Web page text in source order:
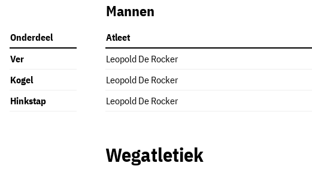
Mannen
Onderdeel Atleet
Ver
Leopold De Rocker
Kogel
Leopold De Rocker
Hinkstap
Leopold De Rocker
Wegatletiek